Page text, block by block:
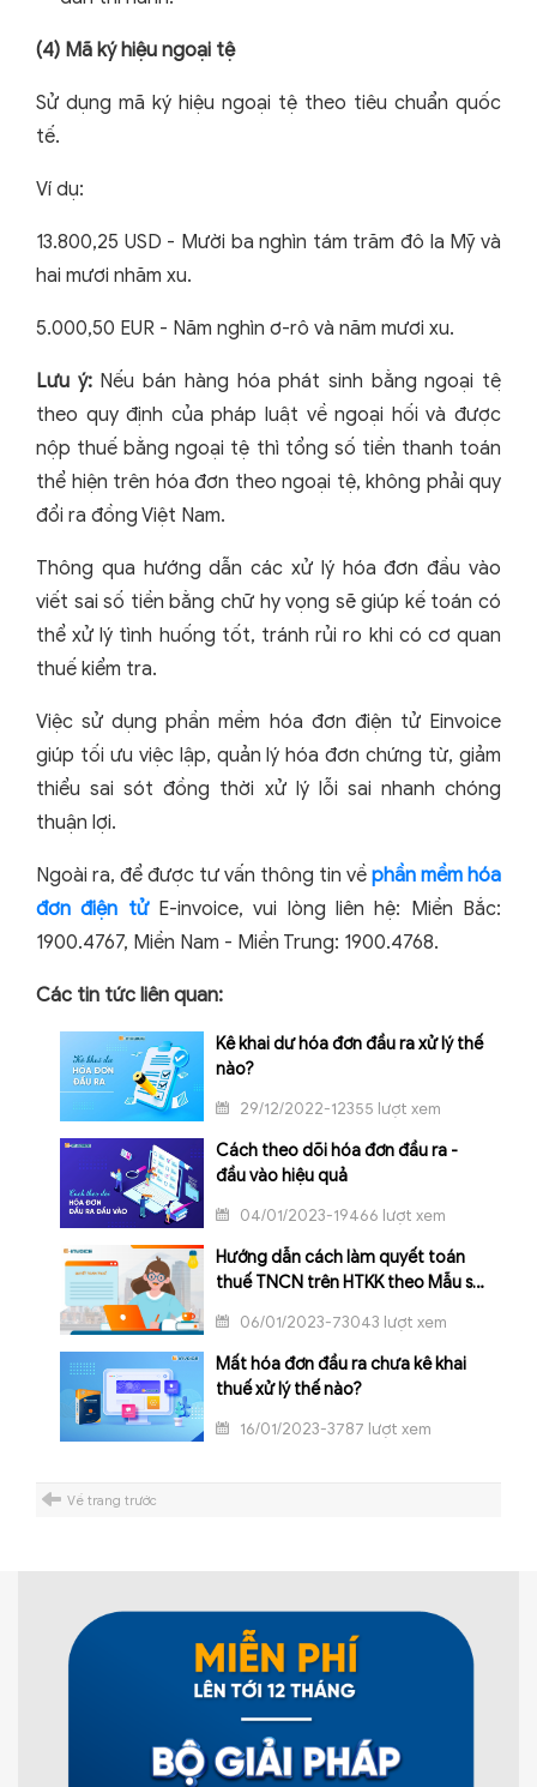
(4) Mã ký hiệu ngoại tệ
Sử dụng mã ký hiệu ngoại tệ theo tiêu chuẩn quốc
tế.
Ví dụ:
13.800,25 USD - Mười ba nghìn tám trăm đô la Mỹ và
hai mươi nhăm xu.
5.000,50 EUR - Năm nghìn ơ-rô và năm mươi xu.
Lưu ý: Nếu bán hàng hóa phát sinh bằng ngoại tệ
theo quy định của pháp luật về ngoại hối và được
nộp thuế bằng ngoại tệ thì tổng số tiền thanh toán
thể hiện trên hóa đơn theo ngoại tệ, không phải quy
đổi ra đồng Việt Nam.
Thông qua hướng dẫn các xử lý hóa đơn đầu vào
viết sai số tiền bằng chữ hy vọng sẽ giúp kế toán có
thể xử lý tình huống tốt, tránh rủi ro khi có cơ quan
thuế kiểm tra.
Việc sử dụng phần mềm hóa đơn điện tử Einvoice
giúp tối ưu việc lập, quản lý hóa đơn chứng từ, giảm
thiểu sai sót đồng thời xử lý lỗi sai nhanh chóng
thuận lợi.
Ngoài ra, để được tư vấn thông tin về phần mềm hóa
đơn điện tửE-invoice, vui lòng liên hệ: Miền Bắc:
1900.4767, Miền Nam - Miền Trung: 1900.4768.
Các tin tức liên quan:
Kê khai dư hóa đơn đầu ra xử lý thế
nào?
29/12/2022-12355 lượt xem
Cách theo dõi hóa đơn đầu ra -
đầu vào hiệu quả
04/01/2023-19466 lượt xem
Hướng dẫn cách làm quyết toán
thuế TNCN trên HTKK theo Mẫu số
06/01/2023-73043 lượt xem
Mất hóa đơn đầu ra chưa kê khai
thuế xử lý thế nào?
16/01/2023-3787 lượt xem
Về trang trước